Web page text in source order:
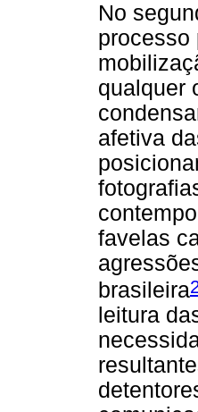
No
processo
qualquer
afetiva
favelas
brasileira
leitura